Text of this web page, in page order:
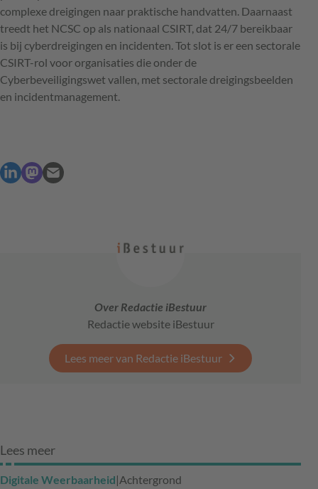
complexe dreigingen naar praktische handvatten. Daarnaast
treedt het NCSC op als nationaal CSIRT, dat 24/7 bereikbaar
is bij cyberdreigingen en incidenten. Tot slot is er een sectorale
CSIRT-rol voor organisaties die onder de
Cyberbeveiligingswet vallen, met sectorale dreigingsbeelden
en incidentmanagement.
Over Redactie iBestuur
Redactie website iBestuur
Lees meer van Redactie iBestuur
Lees meer
Digitale Weerbaarheid|Achtergrond